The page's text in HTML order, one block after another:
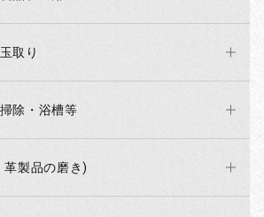
取り
除・浴槽等
製品の磨き)
を続ける カートへ進む